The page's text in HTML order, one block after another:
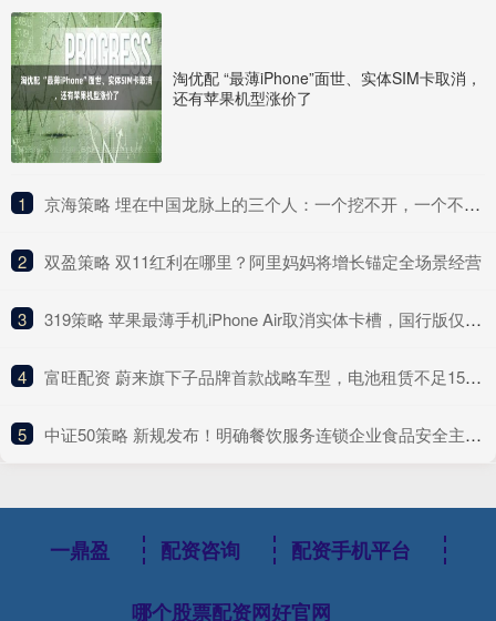
淘优配 “最薄iPhone”面世、实体SIM卡取消，
还有苹果机型涨价了
1 ​京海策略 埋在中国龙脉上的三个人：一个挖不开，一个不敢挖，一个异兽守护
2 ​双盈策略 双11红利在哪里？阿里妈妈将增长锚定全场景经营
3 ​319策略 苹果最薄手机iPhone Air取消实体卡槽，国行版仅中国联通支持eSIM服务
4 ​富旺配资 蔚来旗下子品牌首款战略车型，电池租赁不足15万起，续航740公里
5 ​中证50策略 新规发布！明确餐饮服务连锁企业食品安全主体责任
一鼎盈 配资咨询 配资手机平台
哪个股票配资网好官网